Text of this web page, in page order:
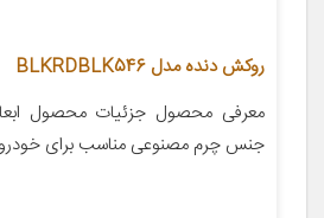
روکش دنده مدل BLKRDBLK546
جنس چرم مصنوعی مناسب برای خودرو